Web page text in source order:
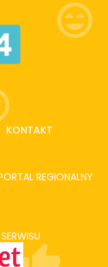
KONTAKT
REGIONALNY